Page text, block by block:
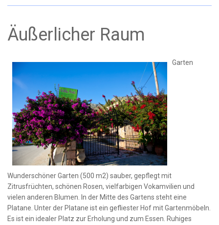
Äußerlicher Raum
Garten
Wunderschöner Garten (500 m2) sauber, gepflegt mit
Zitrusfrüchten, schönen Rosen, vielfarbigen Vokamvilien und
vielen anderen Blumen. In der Mitte des Gartens steht eine
Platane. Unter der Platane ist ein gefliester Hof mit Gartenmöbeln.
Es ist ein idealer Platz zur Erholung und zum Essen. Ruhiges